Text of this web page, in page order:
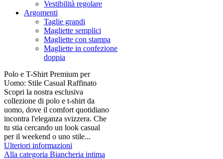
Vestibilità regolare
Argomenti
Taglie grandi
Magliette semplici
Magliette con stampa
Magliette in confezione
doppia
Polo e T-Shirt Premium per
Uomo: Stile Casual Raffinato
Scopri la nostra esclusiva
collezione di polo e t-shirt da
uomo, dove il comfort quotidiano
incontra l'eleganza svizzera. Che
tu stia cercando un look casual
per il weekend o uno stile...
Ulteriori informazioni
Alla categoria Biancheria intima